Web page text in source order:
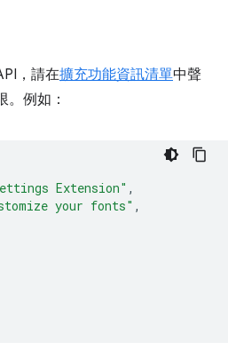
，請在擴充功能資訊清單中聲
。例如：
Extension" ,
your fonts" ,